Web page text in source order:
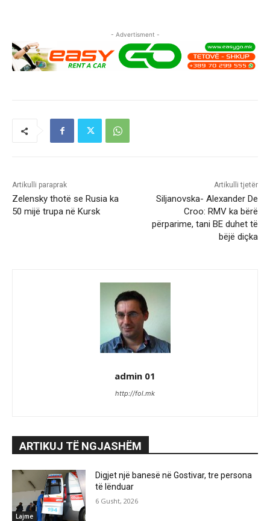
- Advertisment -
Artikulli paraprak
Zelensky thotë se Rusia ka
50 mijë trupa në Kursk
Artikulli tjetër
Siljanovska- Alexander De
Croo: RMV ka bërë
përparime, tani BE duhet të
bëjë diçka
admin 01
http://fol.mk
ARTIKUJ TË NGJASHËM
Lajme
Digjet një banesë në Gostivar, tre persona
të lënduar
6 Gusht, 2026